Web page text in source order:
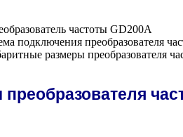
преобразователя